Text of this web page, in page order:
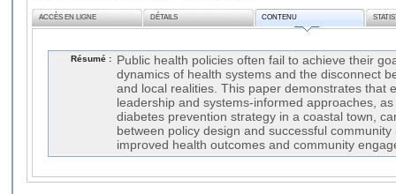
ACCÈS EN LIGNE DÉTAILS CONTENU
Résumé :
Public health policies often fail to achieve their
dynamics of health systems and the disconnect
and local realities. This paper demonstrates that
leadership and systems-informed approaches,
diabetes prevention strategy in a coastal town,
between policy design and successful
improved health outcomes and community